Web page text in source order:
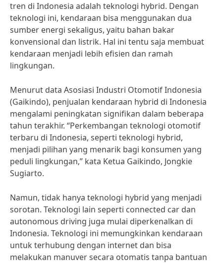
tren di Indonesia adalah teknologi hybrid. Dengan
teknologi ini, kendaraan bisa menggunakan dua
sumber energi sekaligus, yaitu bahan bakar
konvensional dan listrik. Hal ini tentu saja membuat
kendaraan menjadi lebih efisien dan ramah
lingkungan.
Menurut data Asosiasi Industri Otomotif Indonesia
(Gaikindo), penjualan kendaraan hybrid di Indonesia
mengalami peningkatan signifikan dalam beberapa
tahun terakhir. “Perkembangan teknologi otomotif
terbaru di Indonesia, seperti teknologi hybrid,
menjadi pilihan yang menarik bagi konsumen yang
peduli lingkungan,” kata Ketua Gaikindo, Jongkie
Sugiarto.
Namun, tidak hanya teknologi hybrid yang menjadi
sorotan. Teknologi lain seperti connected car dan
autonomous driving juga mulai diperkenalkan di
Indonesia. Teknologi ini memungkinkan kendaraan
untuk terhubung dengan internet dan bisa
melakukan manuver secara otomatis tanpa bantuan